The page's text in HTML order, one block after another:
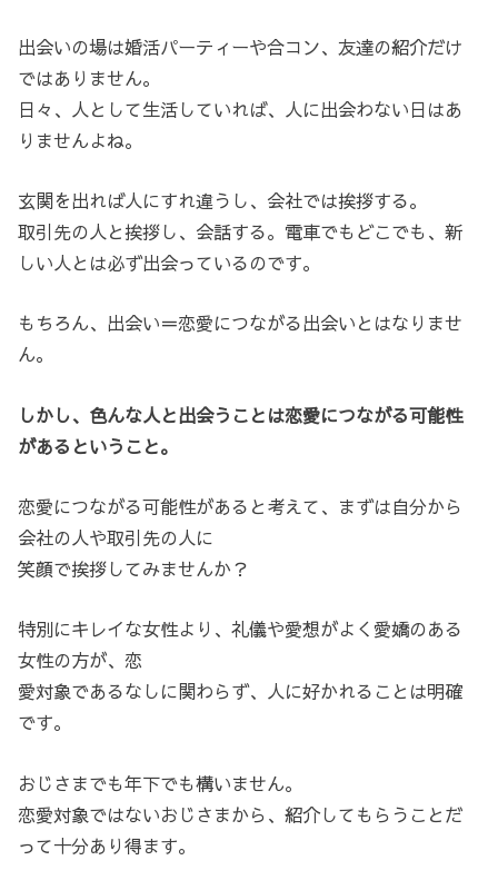
出会いの場は婚活パーティーや合コン、友達の紹介だけ
ではありません。
日々、人として生活していれば、人に出会わない日はあ
りませんよね。
玄関を出れば人にすれ違うし、会社では挨拶する。
取引先の人と挨拶し、会話する。電車でもどこでも、新
しい人とは必ず出会っているのです。
もちろん、出会い＝恋愛につながる出会いとはなりませ
ん。
しかし、色んな人と出会うことは恋愛につながる可能性
があるということ。
恋愛につながる可能性があると考えて、まずは自分から
会社の人や取引先の人に
笑顔で挨拶してみませんか？
特別にキレイな女性より、礼儀や愛想がよく愛嬌のある
女性の方が、恋
愛対象であるなしに関わらず、人に好かれることは明確
です。
おじさまでも年下でも構いません。
恋愛対象ではないおじさまから、紹介してもらうことだ
って十分あり得ます。